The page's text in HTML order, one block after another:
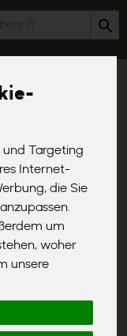
und Targeting
Internet-
die Sie
um
woher
unsere